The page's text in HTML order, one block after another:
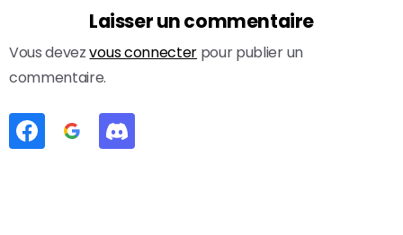
Laisser un commentaire
Vous devezvous connecter pour publier un
commentaire.